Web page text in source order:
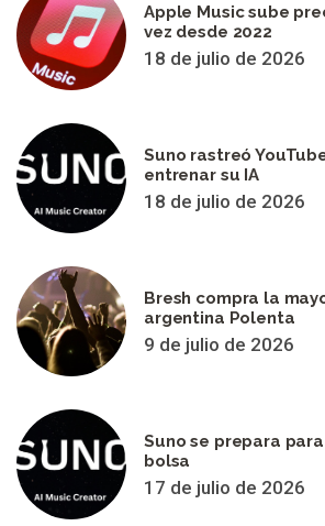
Apple Music sube
vez desde 2022
18 de julio de 2026
Suno rastreó
entrenar su IA
18 de julio de 2026
Bresh compra la
argentina Polenta
9 de julio de 2026
Suno se prepara
bolsa
17 de julio de 2026